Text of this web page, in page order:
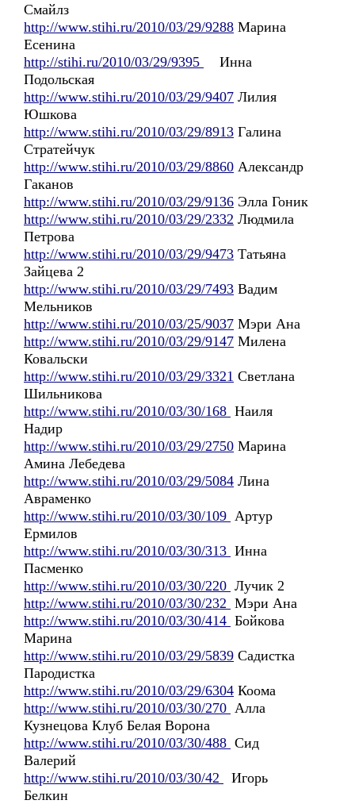
Смайлз
http://www.stihi.ru/2010/03/29/9288 Марина
Есенина
http://stihi.ru/2010/03/29/9395
Инна
Подольская
http://www.stihi.ru/2010/03/29/9407 Лилия
Юшкова
http://www.stihi.ru/2010/03/29/8913 Галина
Стратейчук
http://www.stihi.ru/2010/03/29/8860 Александр
Гаканов
http://www.stihi.ru/2010/03/29/9136 Элла Гоник
http://www.stihi.ru/2010/03/29/2332 Людмила
Петрова
http://www.stihi.ru/2010/03/29/9473 Татьяна
Зайцева 2
http://www.stihi.ru/2010/03/29/7493 Вадим
Мельников
http://www.stihi.ru/2010/03/25/9037 Мэри Ана
http://www.stihi.ru/2010/03/29/9147 Милена
Ковальски
http://www.stihi.ru/2010/03/29/3321 Светлана
Шильникова
http://www.stihi.ru/2010/03/30/168 Наиля
Надир
http://www.stihi.ru/2010/03/29/2750 Марина
Амина Лебедева
http://www.stihi.ru/2010/03/29/5084 Лина
Авраменко
http://www.stihi.ru/2010/03/30/109 Артур
Ермилов
http://www.stihi.ru/2010/03/30/313 Инна
Пасменко
http://www.stihi.ru/2010/03/30/220 Лучик 2
http://www.stihi.ru/2010/03/30/232 Мэри Ана
http://www.stihi.ru/2010/03/30/414 Бойкова
Марина
http://www.stihi.ru/2010/03/29/5839 Садистка
Пародистка
http://www.stihi.ru/2010/03/29/6304 Коома
http://www.stihi.ru/2010/03/30/270 Алла
Кузнецова Клуб Белая Ворона
http://www.stihi.ru/2010/03/30/488 Сид
Валерий
http://www.stihi.ru/2010/03/30/42
Игорь
Белкин